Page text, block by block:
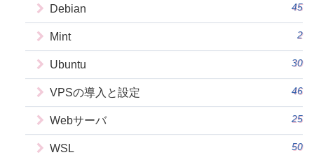
Debian 45
Mint 2
Ubuntu 30
VPSの導入と設定 46
Webサーバ 25
WSL 50